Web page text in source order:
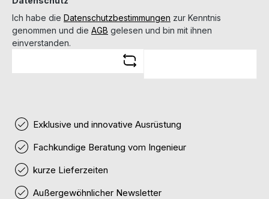
Ich habe die Datenschutzbestimmungen zur Kenntnis
genommen und die AGB gelesen und bin mit ihnen
einverstanden.
Exklusive und innovative Ausrüstung
Fachkundige Beratung vom Ingenieur
kurze Lieferzeiten
Außergewöhnlicher Newsletter